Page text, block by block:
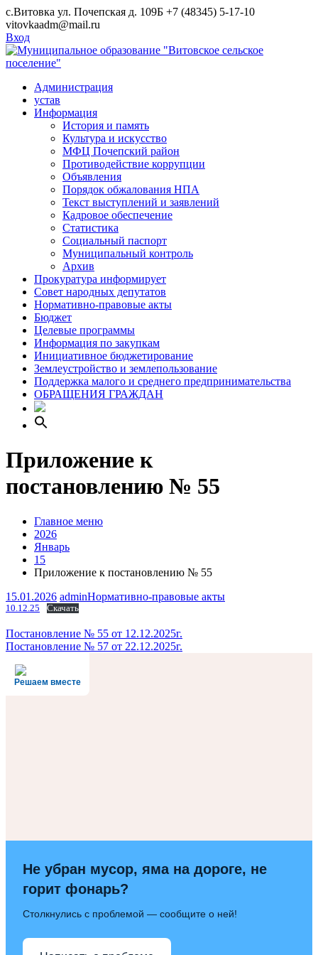
Skip
to
content
с.Витовка ул. Почепская д. 109Б +7 (48345) 5-17-10
vitovkaadm@mail.ru
Вход
Администрация
устав
Информация
История и память
Культура и искусство
МФЦ Почепский район
Противодействие коррупции
Объявления
Порядок обжалования НПА
Текст выступлений и заявлений
Кадровое обеспечение
Статистика
Социальный паспорт
Муниципальный контроль
Архив
Прокуратура информирует
Совет народных депутатов
Нормативно-правовые акты
Бюджет
Целевые программы
Информация по закупкам
Инициативное бюджетирование
Землеустройство и землепользование
Поддержка малого и среднего предпринимательства
ОБРАЩЕНИЯ ГРАЖДАН
Приложение к
постановлению № 55
Главное меню
2026
Январь
15
Приложение к постановлению № 55
15.01.2026 adminНормативно-правовые акты
10.12.25 Скачать
Навигация
по
записям
Постановление № 55 от 12.12.2025г.
Постановление № 57 от 22.12.2025г.
Решаем вместе
Не убран мусор, яма на дороге, не
горит фонарь?
Столкнулись с проблемой — сообщите о ней!